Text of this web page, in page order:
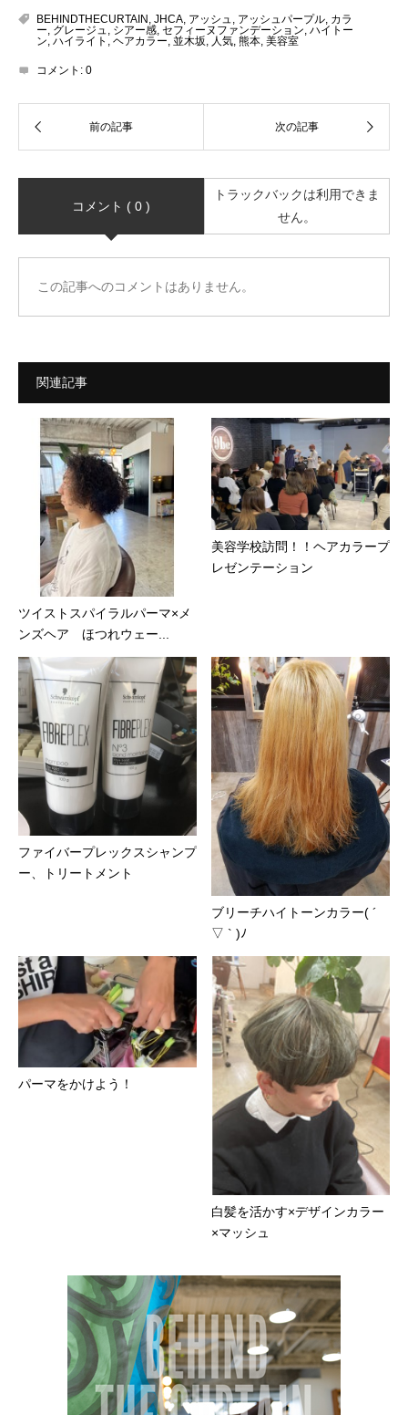
BEHINDTHECURTAIN , JHCA, アッシュ, アッシュパープル, カラ
ー, グレージュ, シアー感, セフィーヌファンデーション, ハイトー
ン, ハイライト , ヘアカラー, 並木坂, 人気, 熊本, 美容室
コメント: 0
コメント ( 0 )
トラックバックは利用できま
せん。
この記事へのコメントはありません。
関連記事
ツイストスパイラルパーマ×メ
ンズヘア ほつれウェー...
美容学校訪問！！ヘアカラープ
レゼンテーション
ファイバープレックスシャンプ
ー、トリートメント
ブリーチハイトーンカラー( ´
▽ ` )ﾉ
パーマをかけよう！
白髪を活かす×デザインカラー
×マッシュ